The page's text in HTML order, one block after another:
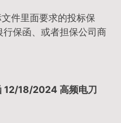
件里面要求的投标保
保函、或者担保公司商
12/18/2024 高频电刀